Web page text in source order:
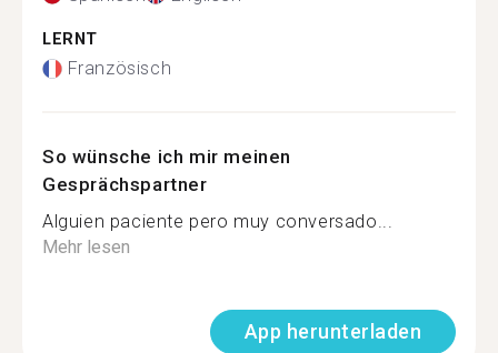
LERNT
Französisch
So wünsche ich mir meinen
Gesprächspartner
Alguien paciente pero muy conversado...
Mehr lesen
App herunterladen